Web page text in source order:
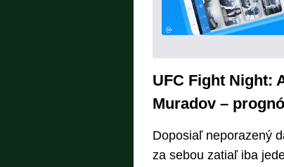
UFC Fight Night:
Muradov –
Doposiaľ neporazený
za sebou zatiaľ iba